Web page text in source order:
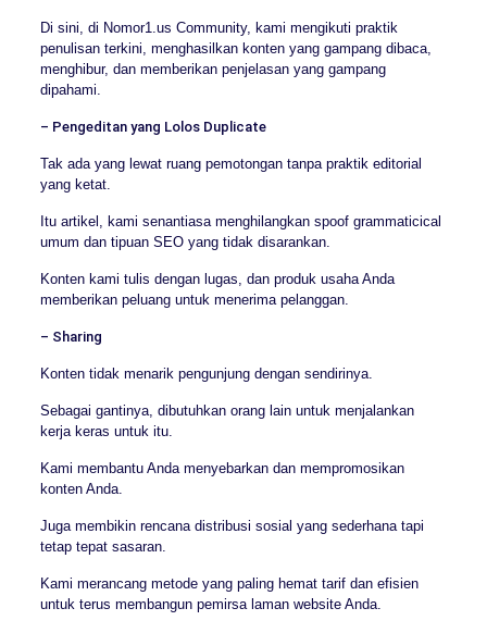
Di sini, di Nomor1.us Community, kami mengikuti praktik
penulisan terkini, menghasilkan konten yang gampang dibaca,
menghibur, dan memberikan penjelasan yang gampang
dipahami.
– Pengeditan yang Lolos Duplicate
Tak ada yang lewat ruang pemotongan tanpa praktik editorial
yang ketat.
Itu artikel, kami senantiasa menghilangkan spoof grammaticical
umum dan tipuan SEO yang tidak disarankan.
Konten kami tulis dengan lugas, dan produk usaha Anda
memberikan peluang untuk menerima pelanggan.
– Sharing
Konten tidak menarik pengunjung dengan sendirinya.
Sebagai gantinya, dibutuhkan orang lain untuk menjalankan
kerja keras untuk itu.
Kami membantu Anda menyebarkan dan mempromosikan
konten Anda.
Juga membikin rencana distribusi sosial yang sederhana tapi
tetap tepat sasaran.
Kami merancang metode yang paling hemat tarif dan efisien
untuk terus membangun pemirsa laman website Anda.